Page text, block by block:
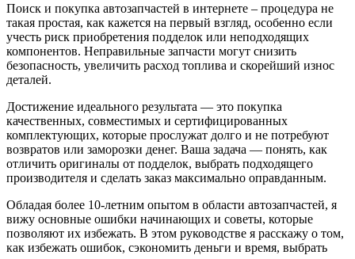
Поиск и покупка автозапчастей в интернете – процедура не
такая простая, как кажется на первый взгляд, особенно если
учесть риск приобретения подделок или неподходящих
компонентов. Неправильные запчасти могут снизить
безопасность, увеличить расход топлива и скорейший износ
деталей.
Достижение идеального результата — это покупка
качественных, совместимых и сертифицированных
комплектующих, которые прослужат долго и не потребуют
возвратов или заморозки денег. Ваша задача — понять, как
отличить оригиналы от подделок, выбрать подходящего
производителя и сделать заказ максимально оправданным.
Обладая более 10-летним опытом в области автозапчастей, я
вижу основные ошибки начинающих и советы, которые
позволяют их избежать. В этом руководстве я расскажу о том,
как избежать ошибок, сэкономить деньги и время, выбрать